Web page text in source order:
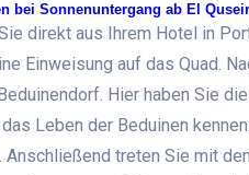
bei Sonnenuntergang ab El Quseir
direkt aus Ihrem Hotel in
Einweisung auf das Quad.
Hier haben Sie
Leben der Beduinen
Anschließend treten Sie mit